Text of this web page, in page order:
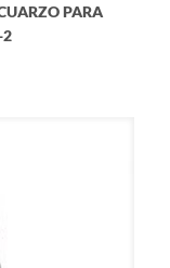
PARA
2